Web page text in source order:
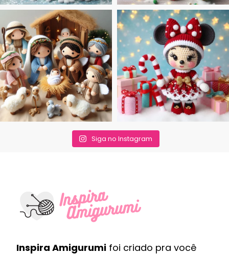
Siga no Instagram
Inspira Amigurumi foi criado pra você